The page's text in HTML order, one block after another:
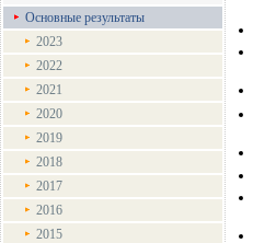
Основные результаты
2023
2022
2021
2020
2019
2018
2017
2016
2015